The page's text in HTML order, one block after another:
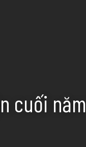
cuối năm